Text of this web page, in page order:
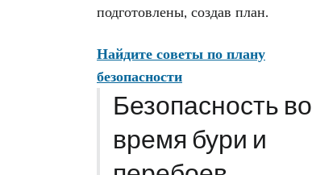
подготовлены, создав план.
Найдите советы по плану
безопасности
Безопасность во
время бури и